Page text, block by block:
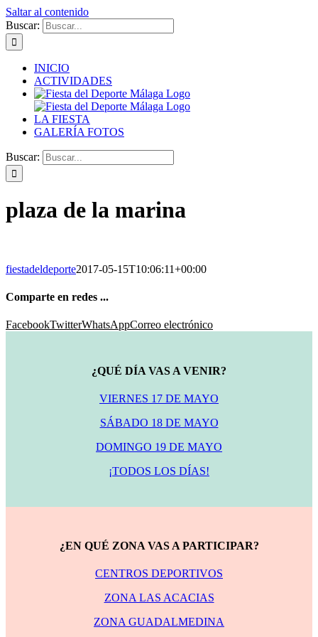
Saltar al contenido
Buscar:
INICIO
ACTIVIDADES
LA FIESTA
GALERÍA FOTOS
Buscar:
plaza de la marina
fiestadeldeporte2017-05-15T10:06:11+00:00
Comparte en redes ...
FacebookTwitterWhatsAppCorreo electrónico
¿QUÉ DÍA VAS A VENIR?
VIERNES 17 DE MAYO
SÁBADO 18 DE MAYO
DOMINGO 19 DE MAYO
¡TODOS LOS DÍAS!
¿EN QUÉ ZONA VAS A PARTICIPAR?
CENTROS DEPORTIVOS
ZONA LAS ACACIAS
ZONA GUADALMEDINA